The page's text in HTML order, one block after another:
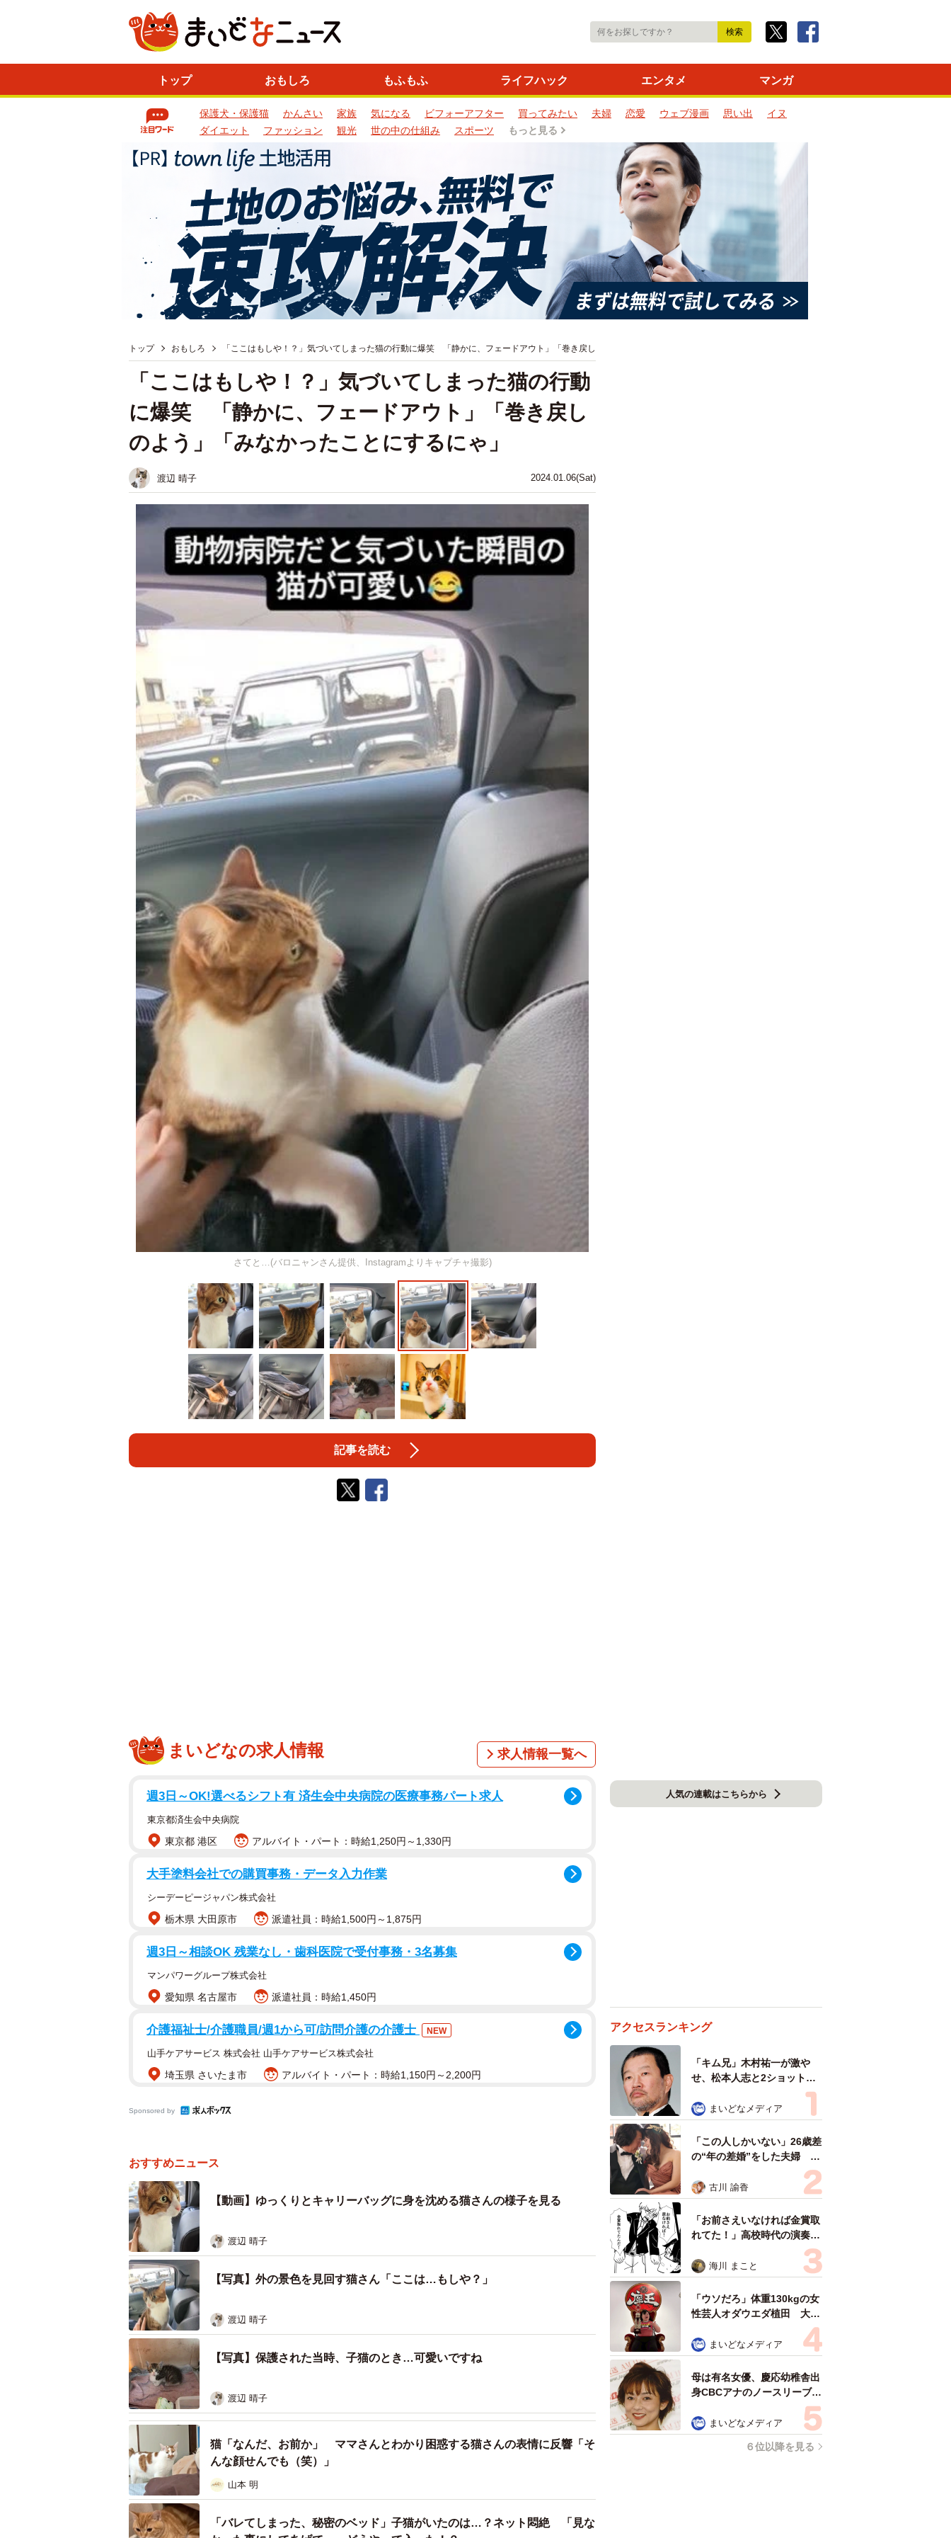
トップ おもしろ もふもふ ライフハック エンタメ マンガ
保護犬・保護猫 かんさい 家族 気になる ビフォーアフター 買ってみたい 夫婦 恋愛 ウェブ漫画 思い出
イヌ
ダイエット
ファッション 観光 世の中の仕組み スポーツ もっと見る
トップ おもしろ 「ここはもしや！？」気づいてしまった猫の行動に爆笑 「静かに、フェードアウト」「巻き戻し
2024.01.06(Sat)
「ここはもしや！？」気づいてしまった猫の行動
に爆笑 「静かに、フェードアウト」「巻き戻し
のよう」「みなかったことにするにゃ」
渡辺 晴子
さてと…(バロニャンさん提供、Instagramよりキャプチャ撮影)
記事を読む
まいどなの求人情報 求人情報一覧へ
週3日～OK!選べるシフト有 済生会中央病院の医療事務パート求人
東京都済生会中央病院
東京都 港区 アルバイト・パート：時給1,250円～1,330円
大手塗料会社での購買事務・データ入力作業
シーデーピージャパン株式会社
栃木県 大田原市 派遣社員：時給1,500円～1,875円
週3日～相談OK 残業なし・歯科医院で受付事務・3名募集
マンパワーグループ株式会社
愛知県 名古屋市 派遣社員：時給1,450円
介護福祉士/介護職員/週1から可/訪問介護の介護士 NEW
山手ケアサービス 株式会社 山手ケアサービス株式会社
埼玉県 さいたま市 アルバイト・パート：時給1,150円～2,200円
Sponsored by
おすすめニュース
【動画】ゆっくりとキャリーバッグに身を沈める猫さんの様子を見る
渡辺 晴子
【写真】外の景色を見回す猫さん「ここは…もしや？」
渡辺 晴子
【写真】保護された当時、子猫のとき…可愛いですね
渡辺 晴子
猫「なんだ、お前か」 ママさんとわかり困惑する猫さんの表情に反響「そ
んな顔せんでも（笑）」
山本 明
「バレてしまった、秘密のベッド」子猫がいたのは…？ネット悶絶 「見な
人気の連載はこちらから
アクセスランキング
「キム兄」木村祐一が激や
せ、松本人志と2ショット
「一瞬、分からなかったわ」
「テキヤの兄さん」
まいどなメディア
「この人しかいない」26歳差
の“年の差婚”をした夫婦 出
会いは？反対する声はなかっ
た？ 今の思いを聞いた
古川 諭香
「お前さえいなければ金賞取
れてた！」高校時代の演奏会
がトラウマ……責められた学
生は楽器修理職人に 10年後
再会した因縁の相手から思わ
ぬ申し出【漫画】
海川 まこと
「ウソだろ」体重130kgの女
性芸人オダウエダ植田 大学
で」 まいどなメディア
母は有名女優、慶応幼稚舎出
身CBCアナのノースリーブ姿
「育ちの良さが表情に表れて
る」「天使の笑顔」
まいどなメディア
６位以降を見る